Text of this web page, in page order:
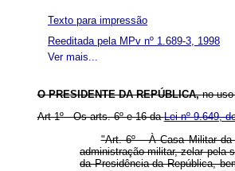
Ver mais...
Texto para impressão
Reeditada pela MPv nº 1.689-3, 1998
O PRESIDENTE DA REPÚBLICA,no
Art 1º Os arts. 6º e 16 daLei nº 9.649,
"Art. 6º À Casa Militar da
administração militar, zelar pela
da Presidência da República,